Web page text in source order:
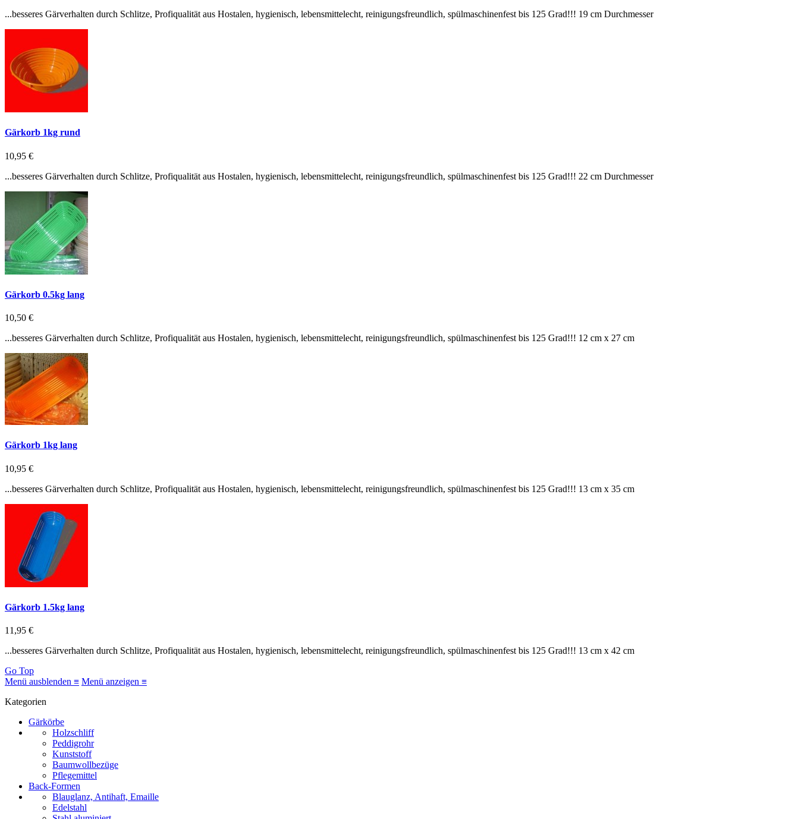
...besseres Gärverhalten durch Schlitze, Profiqualität aus Hostalen, hygienisch, lebensmittelecht, reinigungsfreundlich, spülmaschinenfest bis 125 Grad!!! 19 cm Durchmesser
Gärkorb 1kg rund
10,95 €
...besseres Gärverhalten durch Schlitze, Profiqualität aus Hostalen, hygienisch, lebensmittelecht, reinigungsfreundlich, spülmaschinenfest bis 125 Grad!!! 22 cm Durchmesser
Gärkorb 0.5kg lang
10,50 €
...besseres Gärverhalten durch Schlitze, Profiqualität aus Hostalen, hygienisch, lebensmittelecht, reinigungsfreundlich, spülmaschinenfest bis 125 Grad!!! 12 cm x 27 cm
Gärkorb 1kg lang
10,95 €
...besseres Gärverhalten durch Schlitze, Profiqualität aus Hostalen, hygienisch, lebensmittelecht, reinigungsfreundlich, spülmaschinenfest bis 125 Grad!!! 13 cm x 35 cm
Gärkorb 1.5kg lang
11,95 €
...besseres Gärverhalten durch Schlitze, Profiqualität aus Hostalen, hygienisch, lebensmittelecht, reinigungsfreundlich, spülmaschinenfest bis 125 Grad!!! 13 cm x 42 cm
Go Top
Menü ausblenden ≡ Menü anzeigen ≡
Kategorien
Gärkörbe
Holzschliff
Peddigrohr
Kunststoff
Baumwollbezüge
Pflegemittel
Back-Formen
Blauglanz, Antihaft, Emaille
Edelstahl